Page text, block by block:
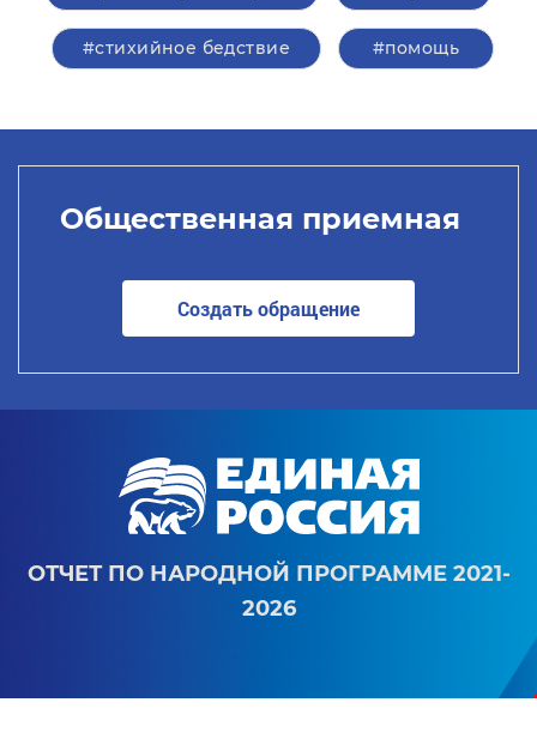
#стихийное бедствие #помощь
Общественная приемная
Создать обращение
ОТЧЕТ ПО НАРОДНОЙ ПРОГРАММЕ 2021-
2026